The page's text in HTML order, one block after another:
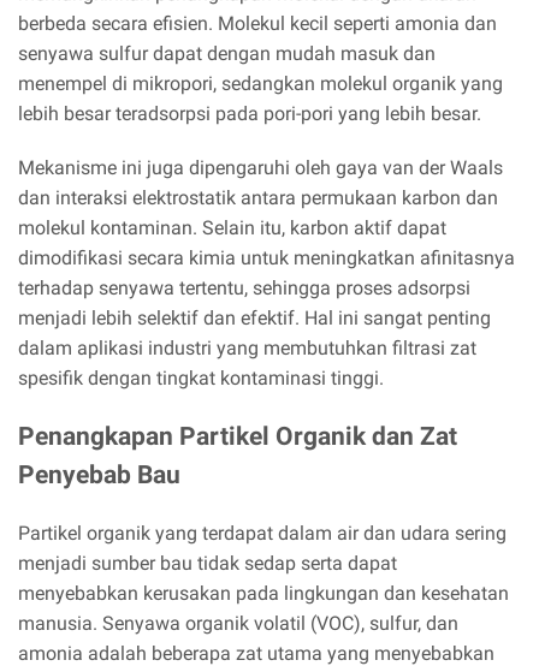
berbeda secara efisien. Molekul kecil seperti amonia dan
senyawa sulfur dapat dengan mudah masuk dan
menempel di mikropori, sedangkan molekul organik yang
lebih besar teradsorpsi pada pori-pori yang lebih besar.
Mekanisme ini juga dipengaruhi oleh gaya van der Waals
dan interaksi elektrostatik antara permukaan karbon dan
molekul kontaminan. Selain itu, karbon aktif dapat
dimodifikasi secara kimia untuk meningkatkan afinitasnya
terhadap senyawa tertentu, sehingga proses adsorpsi
menjadi lebih selektif dan efektif. Hal ini sangat penting
dalam aplikasi industri yang membutuhkan filtrasi zat
spesifik dengan tingkat kontaminasi tinggi.
Penangkapan Partikel Organik dan Zat
Penyebab Bau
Partikel organik yang terdapat dalam air dan udara sering
menjadi sumber bau tidak sedap serta dapat
menyebabkan kerusakan pada lingkungan dan kesehatan
manusia. Senyawa organik volatil (VOC), sulfur, dan
amonia adalah beberapa zat utama yang menyebabkan